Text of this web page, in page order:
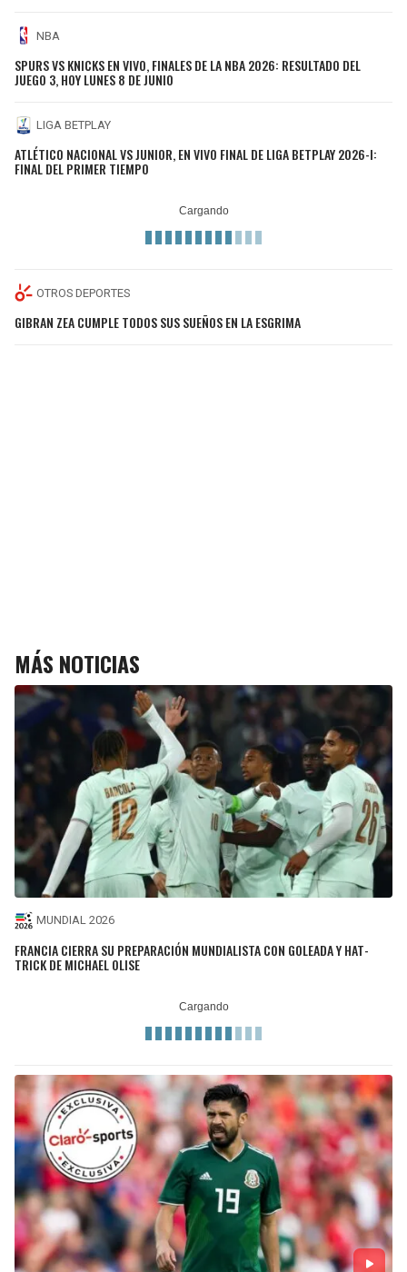
NBA
SPURS VS KNICKS EN VIVO, FINALES DE LA NBA 2026: RESULTADO DEL
JUEGO 3, HOY LUNES 8 DE JUNIO
LIGA BETPLAY
ATLÉTICO NACIONAL VS JUNIOR, EN VIVO FINAL DE LIGA BETPLAY 2026-I:
FINAL DEL PRIMER TIEMPO
OTROS DEPORTES
GIBRAN ZEA CUMPLE TODOS SUS SUEÑOS EN LA ESGRIMA
MÁS NOTICIAS
MUNDIAL 2026
FRANCIA CIERRA SU PREPARACIÓN MUNDIALISTA CON GOLEADA Y HAT-
TRICK DE MICHAEL OLISE